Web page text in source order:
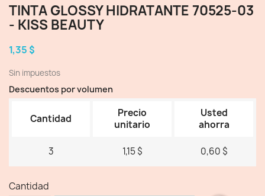
TINTA GLOSSY HIDRATANTE 70525-03
- KISS BEAUTY
1,35 $
Sin impuestos
Descuentos por volumen
Cantidad
Precio
unitario
Usted
ahorra
3 1,15 $ 0,60 $
Cantidad